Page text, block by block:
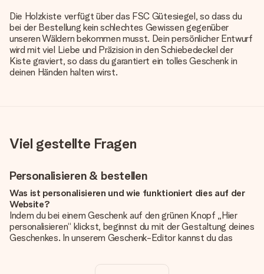
Die Holzkiste verfügt über das FSC Gütesiegel, so dass du
bei der Bestellung kein schlechtes Gewissen gegenüber
unseren Wäldern bekommen musst. Dein persönlicher Entwurf
wird mit viel Liebe und Präzision in den Schiebedeckel der
Kiste graviert, so dass du garantiert ein tolles Geschenk in
deinen Händen halten wirst.
Viel gestellte Fragen
Personalisieren & bestellen
Was ist personalisieren und wie funktioniert dies auf der
Website?
Indem du bei einem Geschenk auf den grünen Knopf „Hier
personalisieren“ klickst, beginnst du mit der Gestaltung deines
Geschenkes. In unserem Geschenk-Editor kannst du das
noch eines unserer angebotenen Designs, um deinem